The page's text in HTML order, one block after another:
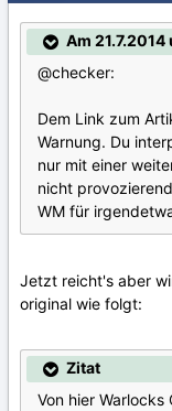
Am
@checker:
Dem Link zum
Warnung. Du
nur mit einer
nicht
WM für
Jetzt reicht's aber
original wie folgt:
Zitat
Von hier